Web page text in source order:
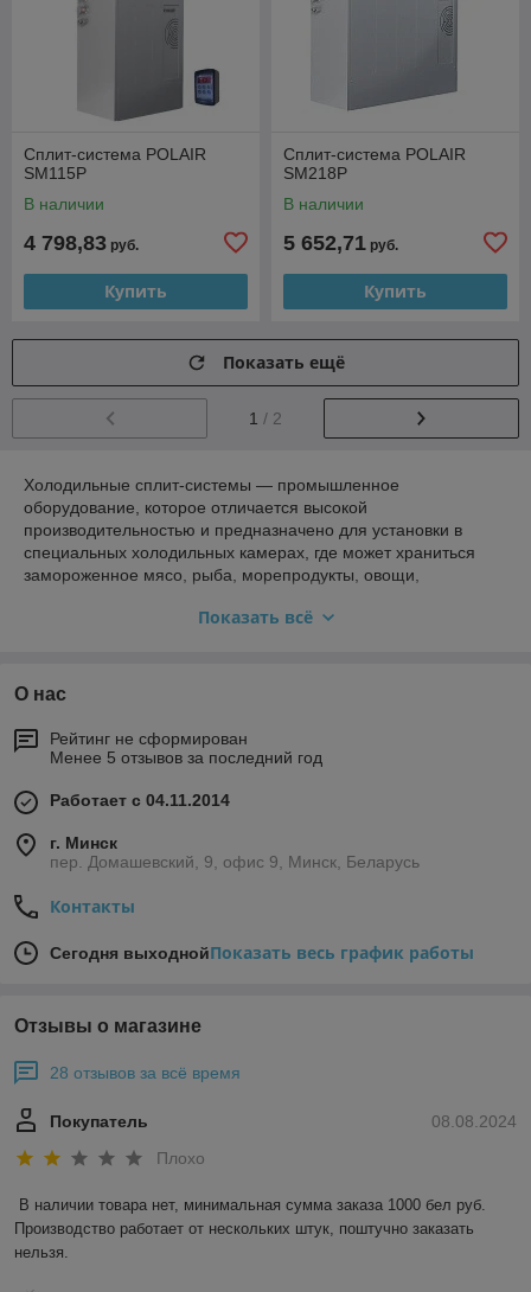
Сплит-система POLAIR
SM115P
В наличии
4 798,83 руб.
Купить
Сплит-система POLAIR
SM218P
В наличии
5 652,71 руб.
Купить
Показать ещё
1 / 2
Холодильные сплит-системы — промышленное
оборудование, которое отличается высокой
производительностью и предназначено для установки в
специальных холодильных камерах, где может храниться
замороженное мясо, рыба, морепродукты, овощи,
Оборудование используется для охлаждения рабочего
требуется длительное хранение продуктов.
Агрегаты устанавливают в отдельных специально
оборудованных помещениях или камерах. Это могут быть
промышленности, торговые объекты, склады, оптовые и
заготовительные базы.
Особенности оборудования
Наружный — выносится наружу.
циркулирует по всему объему. При этом температура
площади.
Критерии выбора
учитывают следующие технические характеристики:
Температурный режим. В зависимости от модели
Показать всё
О нас
Рейтинг не сформирован
Менее 5 отзывов за последний год
Работает с 04.11.2014
г. Минск
пер. Домашевский, 9, офис 9, Минск, Беларусь
Контакты
Сегодня выходнойПоказать весь график работы
Отзывы о магазине
28 отзывов за всё время
08.08.2024
Покупатель
Плохо
В наличии товара нет, минимальная сумма заказа 1000 бел руб.
Производство работает от нескольких штук, поштучно заказать
нельзя.